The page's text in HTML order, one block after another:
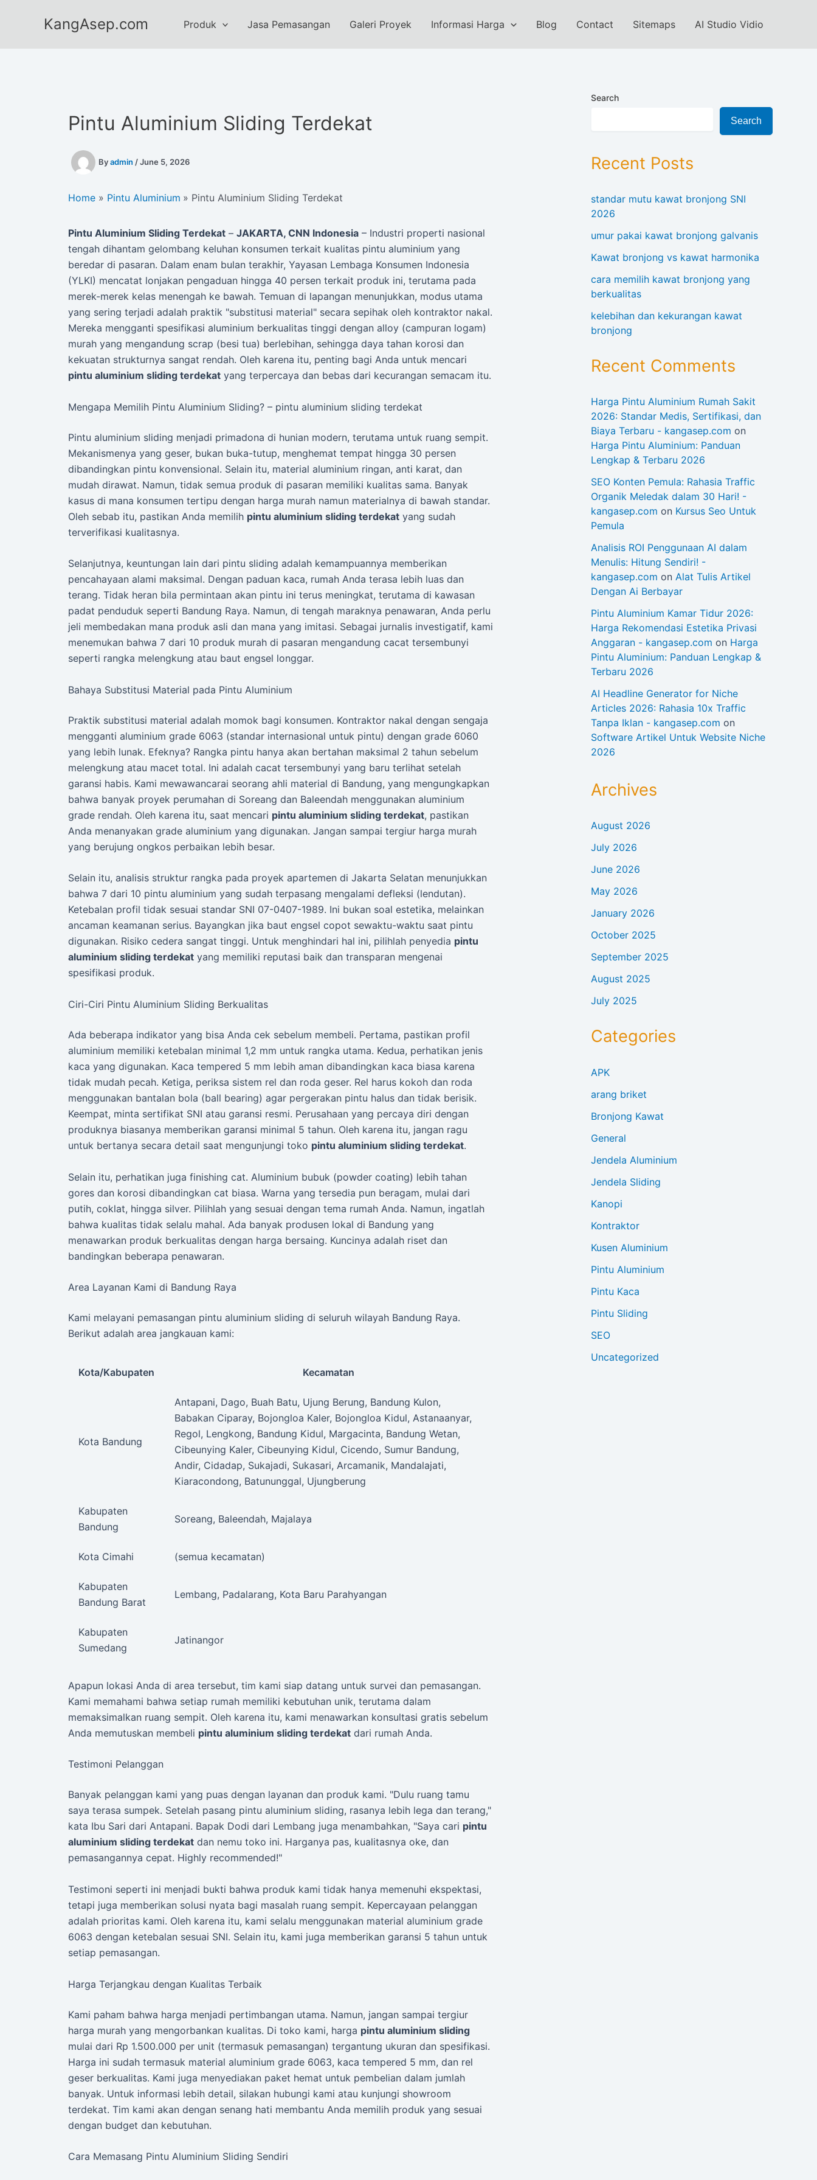
KangAsep.com Produk Jasa Pemasangan Galeri Proyek Informasi Harga Blog Contact Sitemaps AI Studio Vidio
Pintu Aluminium Sliding Terdekat
Byadmin /June 5, 2026
Home Pintu Aluminium Pintu Aluminium Sliding Terdekat
Pintu Aluminium Sliding Terdekat – JAKARTA, CNN Indonesia – Industri properti nasional
tengah dihantam gelombang keluhan konsumen terkait kualitas pintu aluminium yang
beredar di pasaran. Dalam enam bulan terakhir, Yayasan Lembaga Konsumen Indonesia
(YLKI) mencatat lonjakan pengaduan hingga 40 persen terkait produk ini, terutama pada
merek-merek kelas menengah ke bawah. Temuan di lapangan menunjukkan, modus utama
yang sering terjadi adalah praktik "substitusi material" secara sepihak oleh kontraktor nakal.
Mereka mengganti spesifikasi aluminium berkualitas tinggi dengan alloy (campuran logam)
murah yang mengandung scrap (besi tua) berlebihan, sehingga daya tahan korosi dan
kekuatan strukturnya sangat rendah. Oleh karena itu, penting bagi Anda untuk mencari
pintu aluminium sliding terdekat yang terpercaya dan bebas dari kecurangan semacam itu.
Mengapa Memilih Pintu Aluminium Sliding? – pintu aluminium sliding terdekat
Pintu aluminium sliding menjadi primadona di hunian modern, terutama untuk ruang sempit.
Mekanismenya yang geser, bukan buka-tutup, menghemat tempat hingga 30 persen
dibandingkan pintu konvensional. Selain itu, material aluminium ringan, anti karat, dan
mudah dirawat. Namun, tidak semua produk di pasaran memiliki kualitas sama. Banyak
kasus di mana konsumen tertipu dengan harga murah namun materialnya di bawah standar.
Oleh sebab itu, pastikan Anda memilih pintu aluminium sliding terdekat yang sudah
terverifikasi kualitasnya.
Selanjutnya, keuntungan lain dari pintu sliding adalah kemampuannya memberikan
pencahayaan alami maksimal. Dengan paduan kaca, rumah Anda terasa lebih luas dan
terang. Tidak heran bila permintaan akan pintu ini terus meningkat, terutama di kawasan
padat penduduk seperti Bandung Raya. Namun, di tengah maraknya penawaran, Anda perlu
jeli membedakan mana produk asli dan mana yang imitasi. Sebagai jurnalis investigatif, kami
menemukan bahwa 7 dari 10 produk murah di pasaran mengandung cacat tersembunyi
seperti rangka melengkung atau baut engsel longgar.
Bahaya Substitusi Material pada Pintu Aluminium
Praktik substitusi material adalah momok bagi konsumen. Kontraktor nakal dengan sengaja
mengganti aluminium grade 6063 (standar internasional untuk pintu) dengan grade 6060
yang lebih lunak. Efeknya? Rangka pintu hanya akan bertahan maksimal 2 tahun sebelum
melengkung atau macet total. Ini adalah cacat tersembunyi yang baru terlihat setelah
garansi habis. Kami mewawancarai seorang ahli material di Bandung, yang mengungkapkan
bahwa banyak proyek perumahan di Soreang dan Baleendah menggunakan aluminium
grade rendah. Oleh karena itu, saat mencari pintu aluminium sliding terdekat, pastikan
Anda menanyakan grade aluminium yang digunakan. Jangan sampai tergiur harga murah
yang berujung ongkos perbaikan lebih besar.
Selain itu, analisis struktur rangka pada proyek apartemen di Jakarta Selatan menunjukkan
bahwa 7 dari 10 pintu aluminium yang sudah terpasang mengalami defleksi (lendutan).
Ketebalan profil tidak sesuai standar SNI 07-0407-1989. Ini bukan soal estetika, melainkan
ancaman keamanan serius. Bayangkan jika baut engsel copot sewaktu-waktu saat pintu
digunakan. Risiko cedera sangat tinggi. Untuk menghindari hal ini, pilihlah penyedia pintu
aluminium sliding terdekat yang memiliki reputasi baik dan transparan mengenai
spesifikasi produk.
Ciri-Ciri Pintu Aluminium Sliding Berkualitas
Ada beberapa indikator yang bisa Anda cek sebelum membeli. Pertama, pastikan profil
aluminium memiliki ketebalan minimal 1,2 mm untuk rangka utama. Kedua, perhatikan jenis
kaca yang digunakan. Kaca tempered 5 mm lebih aman dibandingkan kaca biasa karena
tidak mudah pecah. Ketiga, periksa sistem rel dan roda geser. Rel harus kokoh dan roda
menggunakan bantalan bola (ball bearing) agar pergerakan pintu halus dan tidak berisik.
Keempat, minta sertifikat SNI atau garansi resmi. Perusahaan yang percaya diri dengan
produknya biasanya memberikan garansi minimal 5 tahun. Oleh karena itu, jangan ragu
untuk bertanya secara detail saat mengunjungi toko pintu aluminium sliding terdekat.
Selain itu, perhatikan juga finishing cat. Aluminium bubuk (powder coating) lebih tahan
gores dan korosi dibandingkan cat biasa. Warna yang tersedia pun beragam, mulai dari
putih, coklat, hingga silver. Pilihlah yang sesuai dengan tema rumah Anda. Namun, ingatlah
bahwa kualitas tidak selalu mahal. Ada banyak produsen lokal di Bandung yang
menawarkan produk berkualitas dengan harga bersaing. Kuncinya adalah riset dan
bandingkan beberapa penawaran.
Area Layanan Kami di Bandung Raya
Kami melayani pemasangan pintu aluminium sliding di seluruh wilayah Bandung Raya.
Berikut adalah area jangkauan kami:
Kota/Kabupaten Kecamatan
Kota Bandung
Antapani, Dago, Buah Batu, Ujung Berung, Bandung Kulon,
Babakan Ciparay, Bojongloa Kaler, Bojongloa Kidul, Astanaanyar,
Regol, Lengkong, Bandung Kidul, Margacinta, Bandung Wetan,
Cibeunying Kaler, Cibeunying Kidul, Cicendo, Sumur Bandung,
Andir, Cidadap, Sukajadi, Sukasari, Arcamanik, Mandalajati,
Kiaracondong, Batununggal, Ujungberung
Kabupaten
Bandung
Soreang, Baleendah, Majalaya
Kota Cimahi (semua kecamatan)
Kabupaten
Bandung Barat
Lembang, Padalarang, Kota Baru Parahyangan
Kabupaten
Sumedang
Jatinangor
Apapun lokasi Anda di area tersebut, tim kami siap datang untuk survei dan pemasangan.
Kami memahami bahwa setiap rumah memiliki kebutuhan unik, terutama dalam
memaksimalkan ruang sempit. Oleh karena itu, kami menawarkan konsultasi gratis sebelum
Anda memutuskan membeli pintu aluminium sliding terdekat dari rumah Anda.
Testimoni Pelanggan
Banyak pelanggan kami yang puas dengan layanan dan produk kami. "Dulu ruang tamu
saya terasa sumpek. Setelah pasang pintu aluminium sliding, rasanya lebih lega dan terang,"
kata Ibu Sari dari Antapani. Bapak Dodi dari Lembang juga menambahkan, "Saya cari pintu
aluminium sliding terdekat dan nemu toko ini. Harganya pas, kualitasnya oke, dan
pemasangannya cepat. Highly recommended!"
Testimoni seperti ini menjadi bukti bahwa produk kami tidak hanya memenuhi ekspektasi,
tetapi juga memberikan solusi nyata bagi masalah ruang sempit. Kepercayaan pelanggan
adalah prioritas kami. Oleh karena itu, kami selalu menggunakan material aluminium grade
6063 dengan ketebalan sesuai SNI. Selain itu, kami juga memberikan garansi 5 tahun untuk
setiap pemasangan.
Harga Terjangkau dengan Kualitas Terbaik
Kami paham bahwa harga menjadi pertimbangan utama. Namun, jangan sampai tergiur
harga murah yang mengorbankan kualitas. Di toko kami, harga pintu aluminium sliding
mulai dari Rp 1.500.000 per unit (termasuk pemasangan) tergantung ukuran dan spesifikasi.
Harga ini sudah termasuk material aluminium grade 6063, kaca tempered 5 mm, dan rel
geser berkualitas. Kami juga menyediakan paket hemat untuk pembelian dalam jumlah
banyak. Untuk informasi lebih detail, silakan hubungi kami atau kunjungi showroom
terdekat. Tim kami akan dengan senang hati membantu Anda memilih produk yang sesuai
dengan budget dan kebutuhan.
Cara Memasang Pintu Aluminium Sliding Sendiri
Search
Search
Recent Posts
standar mutu kawat bronjong SNI
2026
umur pakai kawat bronjong galvanis
Kawat bronjong vs kawat harmonika
cara memilih kawat bronjong yang
berkualitas
kelebihan dan kekurangan kawat
bronjong
Recent Comments
Harga Pintu Aluminium Rumah Sakit
2026: Standar Medis, Sertifikasi, dan
Biaya Terbaru - kangasep.com on
Harga Pintu Aluminium: Panduan
Lengkap & Terbaru 2026
SEO Konten Pemula: Rahasia Traffic
Organik Meledak dalam 30 Hari! -
kangasep.com on Kursus Seo Untuk
Pemula
Analisis ROI Penggunaan AI dalam
Menulis: Hitung Sendiri! -
kangasep.com on Alat Tulis Artikel
Dengan Ai Berbayar
Pintu Aluminium Kamar Tidur 2026:
Harga Rekomendasi Estetika Privasi
Anggaran - kangasep.com on Harga
Pintu Aluminium: Panduan Lengkap &
Terbaru 2026
AI Headline Generator for Niche
Articles 2026: Rahasia 10x Traffic
Tanpa Iklan - kangasep.com on
Software Artikel Untuk Website Niche
2026
Archives
August 2026
July 2026
June 2026
May 2026
January 2026
October 2025
September 2025
August 2025
July 2025
Categories
APK
arang briket
Bronjong Kawat
General
Jendela Aluminium
Jendela Sliding
Kanopi
Kontraktor
Kusen Aluminium
Pintu Aluminium
Pintu Kaca
Pintu Sliding
SEO
Uncategorized